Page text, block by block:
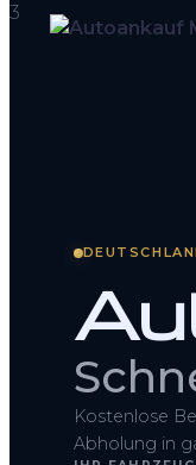
So funktioniert’s
Kostenlose
Abholung in